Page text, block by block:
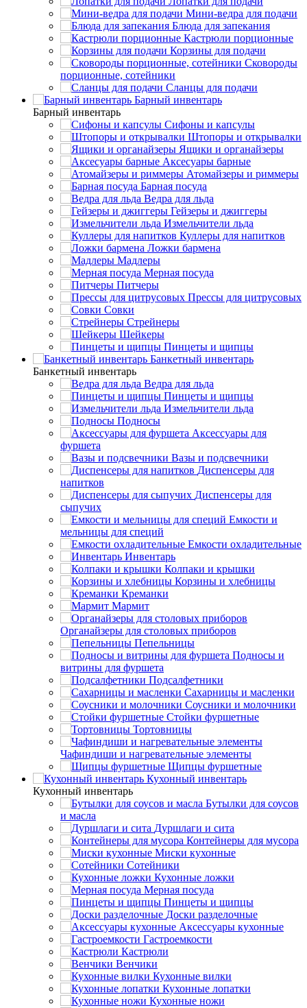
Мини-ведра для подачи
Блюда для запекания
Кастрюли порционные
Корзины для подачи
Сковороды
порционные, сотейники
Сланцы для подачи
Барный инвентарь
Барный инвентарь
Сифоны и капсулы
Штопоры и открывалки
Ящики и органайзеры
Аксесуары барные
Атомайзеры и риммеры
Барная посуда
Ведра для льда
Гейзеры и джиггеры
Измельчители льда
Куллеры для напитков
Ложки бармена
Мадлеры
Мерная посуда
Питчеры
Прессы для цитрусовых
Совки
Стрейнеры
Шейкеры
Пинцеты и щипцы
Банкетный инвентарь
Банкетный инвентарь
Ведра для льда
Пинцеты и щипцы
Измельчители льда
Подносы
Аксессуары для
фуршета
Вазы и подсвечники
Диспенсеры для
напитков
Диспенсеры для
сыпучих
Емкости и
мельницы для специй
Емкости охладительные
Инвентарь
Колпаки и крышки
Корзины и хлебницы
Креманки
Мармит
Органайзеры для столовых приборов
Пепельницы
Подносы и
витрины для фуршета
Подсалфетники
Сахарницы и масленки
Соусники и молочники
Стойки фуршетные
Тортовницы
Чафиндиши и нагревательные элементы
Щипцы фуршетные
Кухонный инвентарь
Кухонный инвентарь
Бутылки для соусов
и масла
Дуршлаги и сита
Контейнеры для мусора
Миски кухонные
Сотейники
Кухонные ложки
Мерная посуда
Пинцеты и щипцы
Доски разделочные
Аксессуары кухонные
Гастроемкости
Кастрюли
Венчики
Кухонные вилки
Кухонные лопатки
Кухонные ножи